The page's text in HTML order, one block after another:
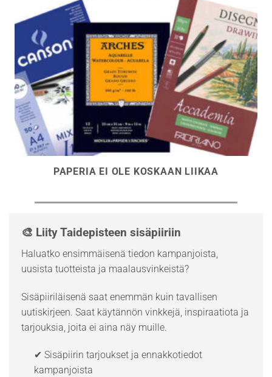
PAPERIA EI OLE KOSKAAN LIIKAA
🎨 Liity Taidepisteen sisäpiiriin
Haluatko ensimmäisenä tiedon kampanjoista,
uusista tuotteista ja maalausvinkeistä?
Sisäpiiriläisenä saat enemmän kuin tavallisen
uutiskirjeen. Saat käytännön vinkkejä, inspiraatiota ja
tarjouksia, joita ei aina näy muille.
✔ Sisäpiirin tarjoukset ja ennakkotiedot
kampanjoista